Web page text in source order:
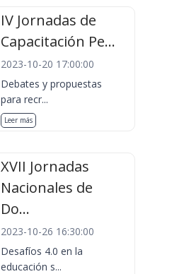
IV Jornadas de
Capacitación Pe...
2023-10-20 17:00:00
Debates y propuestas
para recr...
Leer más
XVII Jornadas
Nacionales de
Do...
2023-10-26 16:30:00
Desafíos 4.0 en la
educación s...